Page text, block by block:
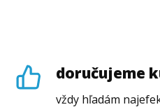
doručujeme
vždy hľadám